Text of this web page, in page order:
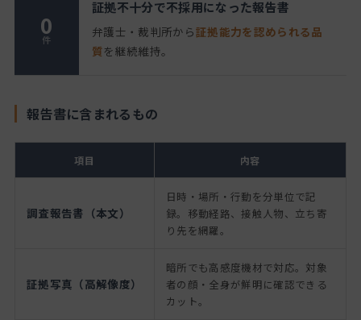
0
件
証拠不十分で不採用になった報告書
弁護士・裁判所から証拠能力を認められる品
質を継続維持。
報告書に含まれるもの
項目 内容
調査報告書（本文）
日時・場所・行動を分単位で記
録。移動経路、接触人物、立ち寄
り先を網羅。
証拠写真（高解像度）
暗所でも高感度機材で対応。対象
者の顔・全身が鮮明に確認できる
カット。